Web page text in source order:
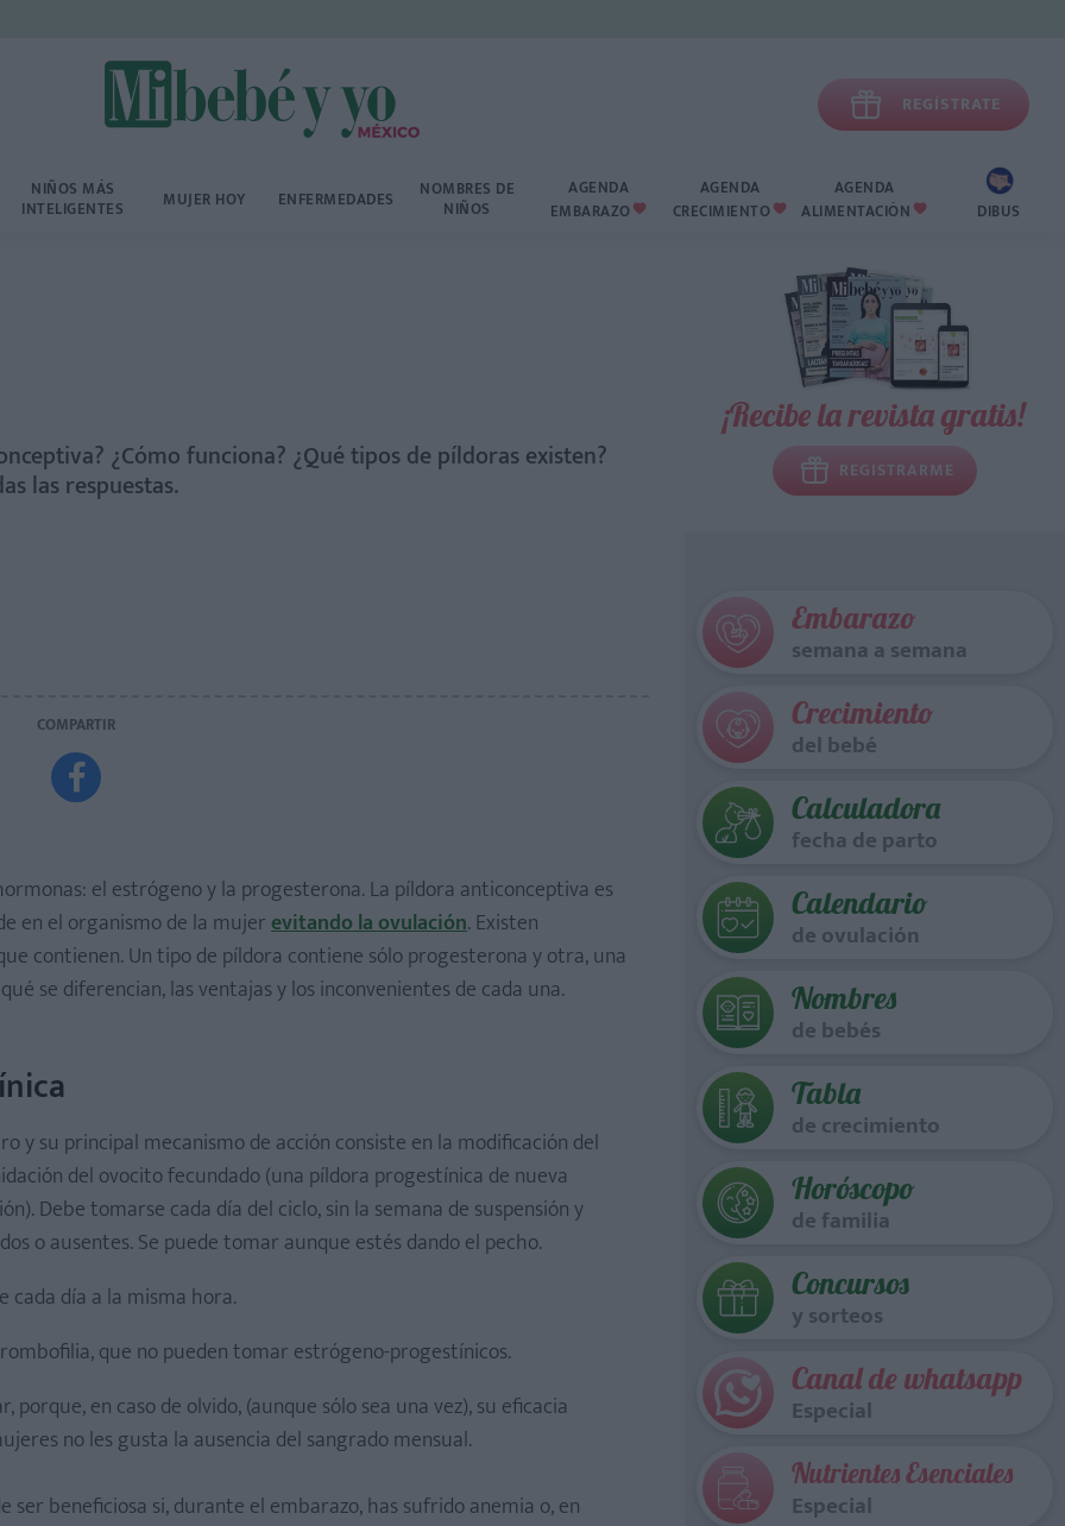
 REGÍSTRATE
NIÑOS MÁS
INTELIGENTES MUJER HOY ENFERMEDADES NOMBRES DE
NIÑOS
AGENDA
EMBARAZO 
AGENDA
CRECIMIENTO 
AGENDA
ALIMENTACIÓN  DIBUS
¿Cómo funciona? ¿Qué tipos de píldoras existen?
las respuestas.
COMPARTIR

el estrógeno y la progesterona. La píldora anticonceptiva es
en el organismo de la mujerevitando la ovulación. Existen
contienen. ​Un tipo de píldora contiene sólo progesterona y otra, una
se diferencian, las ventajas y los inconvenientes de cada una.
y su principal mecanismo de acción consiste en la modificación del
del ovocito fecundado (una píldora progestínica de nueva
Debe tomarse cada día del ciclo, sin la semana de suspensión y
o ausentes. Se puede tomar aunque estés dando el pecho.
cada día a la misma hora.
que no pueden tomar estrógeno-progestínicos.
en caso de olvido, (aunque sólo sea una vez), su eficacia
no les gusta la ausencia del sangrado mensual.
beneficiosa si, durante el embarazo, has sufrido anemia o, en
¡Recibe la revista gratis!
REGISTRARME
Embarazo
semana a semana
Crecimiento
del bebé
Calculadora
fecha de parto
Calendario
de ovulación
Nombres
de bebés
Tabla
de crecimiento
Horóscopo
de familia
Concursos
y sorteos
Canal de whatsapp
Especial
Nutrientes Esenciales
Especial